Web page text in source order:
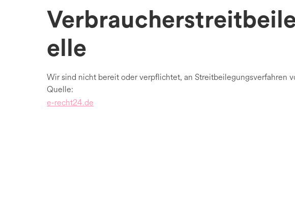
elle
Wir sind nicht bereit oder verpflichtet, an Streitbeilegungsverfahren
Quelle:
e-recht24.de